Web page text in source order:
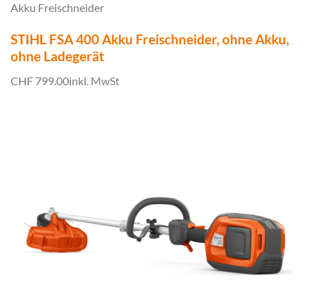
Akku Freischneider
STIHL FSA 400 Akku Freischneider, ohne Akku,
ohne Ladegerät
CHF 799.00inkl. MwSt